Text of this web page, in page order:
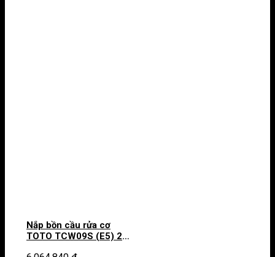
Nắp bồn cầu rửa cơ
TOTO TCW09S (E5) 2